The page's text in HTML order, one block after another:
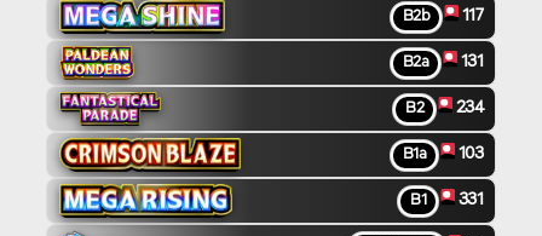
B2b 117
B2a 131
B2 234
B1a 103
B1 331